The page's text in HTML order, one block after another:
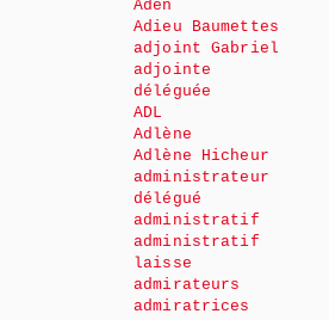
Aden
Adieu Baumettes
adjoint Gabriel
adjointe
déléguée
ADL
Adlène
Adlène Hicheur
administrateur
délégué
administratif
administratif
laisse
admirateurs
admiratrices